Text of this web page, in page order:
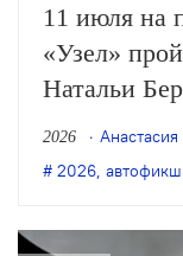
11 июля на
«Узел»
Натальи
Засенцевой
по мотивам
2026
2026,